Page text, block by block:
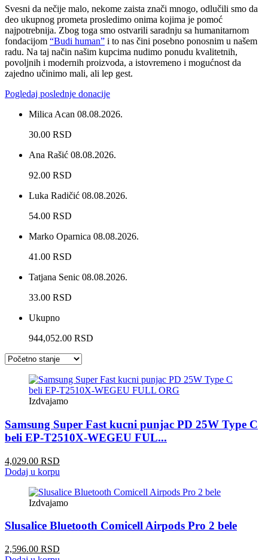
Svesni da nečije malo, nekome zaista znači mnogo, odlučili smo da
deo ukupnog prometa prosledimo onima kojima je pomoć
najpotrebnija. Zbog toga smo ostvarili saradnju sa humanitarnom
fondacijom “Budi human” i to nas čini posebno ponosnim u našem
radu. Na taj način našim kupcima nudimo ponudu kvalitetnih,
povoljnih i modernih proizvoda, a istovremeno i mogućnost da
zajedno učinimo mali, ali lep gest.
Pogledaj poslednje donacije
Milica Acan 08.08.2026.
30.00 RSD
Ana Rašić 08.08.2026.
92.00 RSD
Luka Radičić 08.08.2026.
54.00 RSD
Marko Oparnica 08.08.2026.
41.00 RSD
Tatjana Senic 08.08.2026.
33.00 RSD
Ukupno
944,052.00 RSD
Izdvajamo
Samsung Super Fast kucni punjac PD 25W Type C
beli EP-T2510X-WEGEU FUL...
4,029.00 RSD
Dodaj u korpu
Izdvajamo
Slusalice Bluetooth Comicell Airpods Pro 2 bele
2,596.00 RSD